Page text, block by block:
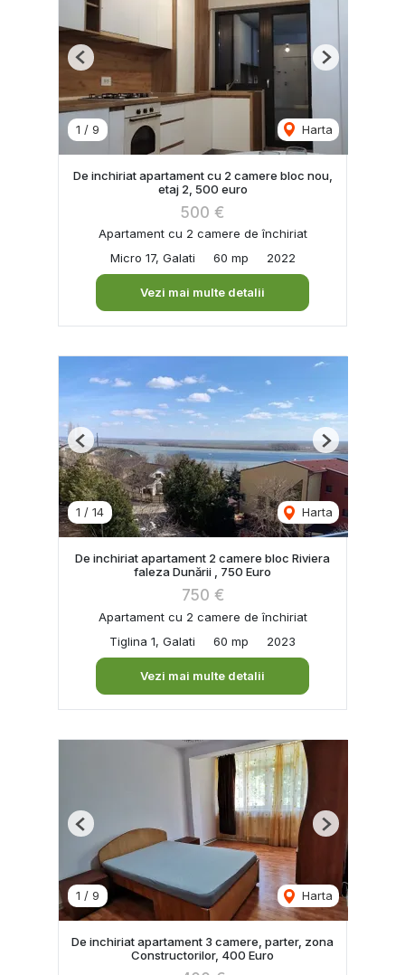
1 / 9 Harta
Previous Next
De inchiriat apartament cu 2 camere bloc nou,
etaj 2, 500 euro
500 €
Apartament cu 2 camere de închiriat
Micro 17, Galati
60 mp 2022
Vezi mai multe detalii
1 / 14 Harta
Previous Next
De inchiriat apartament 2 camere bloc Riviera
faleza Dunării , 750 Euro
750 €
Apartament cu 2 camere de închiriat
Tiglina 1, Galati
60 mp 2023
Vezi mai multe detalii
1 / 9 Harta
Previous Next
De inchiriat apartament 3 camere, parter, zona
Constructorilor, 400 Euro